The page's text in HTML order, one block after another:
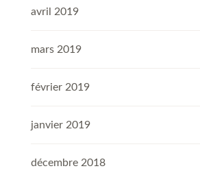
avril 2019
mars 2019
février 2019
janvier 2019
décembre 2018